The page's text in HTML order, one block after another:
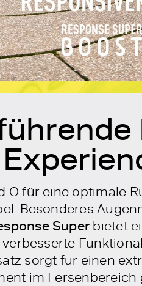
O für eine optimale
Besonderes
Super bietet
sorgt für einen
im Fersenbereich